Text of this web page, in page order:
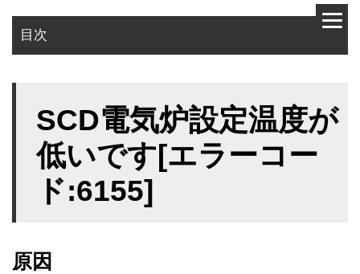
目次
対策
SCD電気炉設定温度が
低いです[エラーコー
ド:6155]
原因